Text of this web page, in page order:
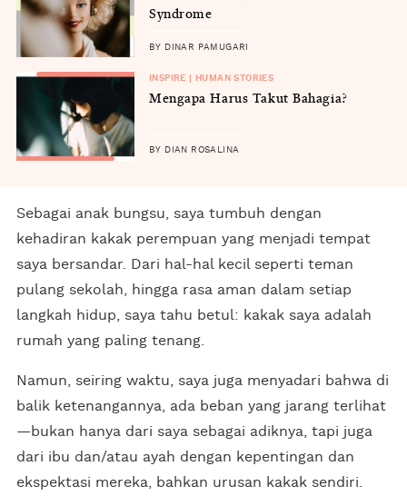
Syndrome
BY DINAR PAMUGARI
INSPIRE | HUMAN STORIES
Mengapa Harus Takut Bahagia?
BY DIAN ROSALINA
Sebagai anak bungsu, saya tumbuh dengan
kehadiran kakak perempuan yang menjadi tempat
saya bersandar. Dari hal-hal kecil seperti teman
pulang sekolah, hingga rasa aman dalam setiap
langkah hidup, saya tahu betul: kakak saya adalah
rumah yang paling tenang.
Namun, seiring waktu, saya juga menyadari bahwa di
balik ketenangannya, ada beban yang jarang terlihat
—bukan hanya dari saya sebagai adiknya, tapi juga
dari ibu dan/atau ayah dengan kepentingan dan
ekspektasi mereka, bahkan urusan kakak sendiri.